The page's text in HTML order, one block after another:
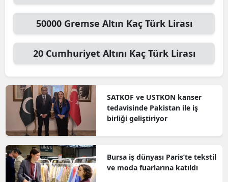
50000 Gremse Altın Kaç Türk Lirası
20 Cumhuriyet Altını Kaç Türk Lirası
SATKOF ve USTKON kanser
tedavisinde Pakistan ile iş
birliği geliştiriyor
Bursa iş dünyası Paris’te tekstil
ve moda fuarlarına katıldı